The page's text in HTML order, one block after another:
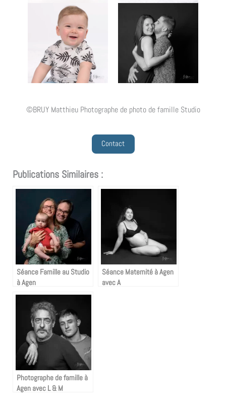
©BRUY Matthieu Photographe de photo de famille Studio
Contact
Publications Similaires :
Séance Famille au Studio
à Agen
Séance Maternité à Agen
avec A
Photographe de famille à
Agen avec L & M